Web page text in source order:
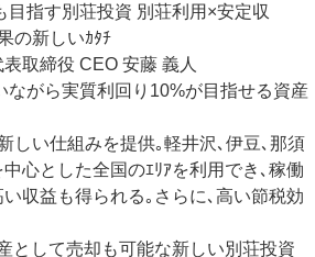
目指す別荘投資 別荘利用×安定収
しいｶﾀﾁ
取締役 CEO 安藤 義人
ながら実質利回り10%が目指せる資産
仕組みを提供｡軽井沢､伊豆､那須
とした全国のｴﾘｱを利用でき､稼働
益も得られる｡さらに､高い節税効
て売却も可能な新しい別荘投資